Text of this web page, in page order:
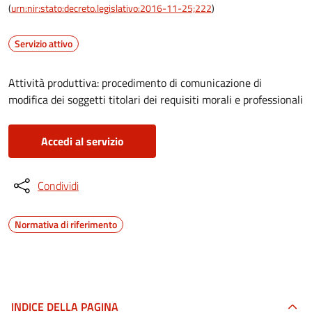
(urn:nir:stato:decreto.legislativo:2016-11-25;222)
Servizio attivo
Attività produttiva: procedimento di comunicazione di
modifica dei soggetti titolari dei requisiti morali e professionali
Accedi al servizio
Condividi
Normativa di riferimento
INDICE DELLA PAGINA